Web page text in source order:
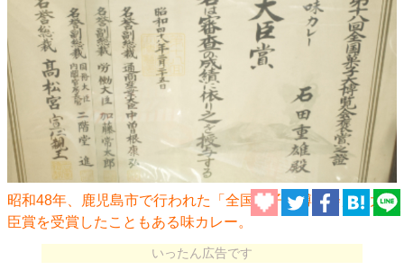
昭和48年、鹿児島市で行われた「全国菓子大博覧会」で大
臣賞を受賞したこともある味カレー。
いったん広告です